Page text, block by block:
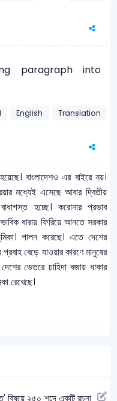
paragraph into
English
Translation
বাংলাদেশও এর বাইরে নয়।
মধ্যেই এসেছে আবার দ্বিতীয়
হচ্ছে। করোনার প্রভাব
ধারায় ফিরিয়ে আনতে সরকার
পালন করেছে। এতে দেশের
প্রবাহ বেড়ে যাওয়ার কারণে মানুষের
ভেতরে চাহিদা বজায় ধাকার
রেখেছে।